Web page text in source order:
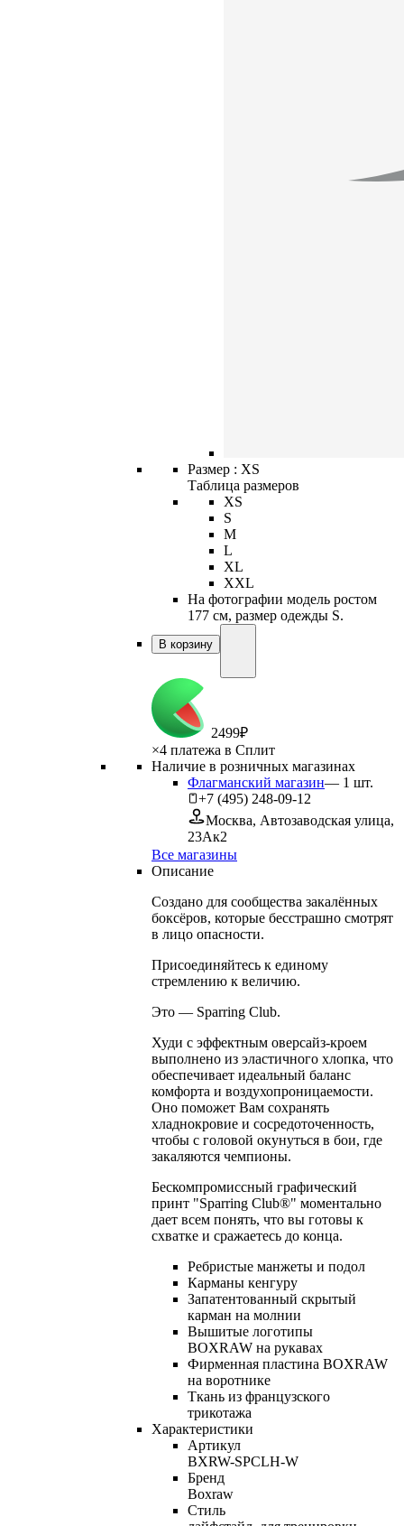
Размер : XS
Таблица размеров
XS
S
M
L
XL
XXL
На фотографии модель ростом
177 см, размер одежды S.
В корзину
2499₽
×4 платежа в Сплит
Наличие в розничных магазинах
Флагманский магазин— 1 шт.
+7 (495) 248-09-12
Москва, Автозаводская улица,
23Ак2
Все магазины
Описание
Создано для сообщества закалённых
боксёров, которые бесстрашно смотрят
в лицо опасности.
Присоединяйтесь к единому
стремлению к величию.
Это — Sparring Club.
Худи с эффектным оверсайз-кроем
выполнено из эластичного хлопка, что
обеспечивает идеальный баланс
комфорта и воздухопроницаемости.
Оно поможет Вам сохранять
хладнокровие и сосредоточенность,
чтобы с головой окунуться в бои, где
закаляются чемпионы.
Бескомпромиссный графический
принт "Sparring Club®" моментально
дает всем понять, что вы готовы к
схватке и сражаетесь до конца.
Ребристые манжеты и подол
Карманы кенгуру
Запатентованный скрытый
карман на молнии
Вышитые логотипы
BOXRAW на рукавах
Фирменная пластина BOXRAW
на воротнике
Ткань из французского
трикотажа
Характеристики
Артикул
BXRW-SPCLH-W
Бренд
Boxraw
Стиль